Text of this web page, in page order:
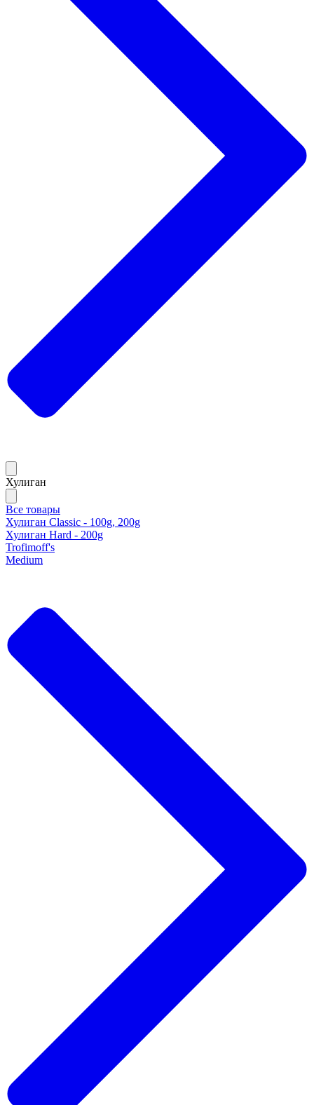
Хулиган
Все товары
Хулиган Classic - 100g, 200g
Хулиган Hard - 200g
Trofimoff's
Medium